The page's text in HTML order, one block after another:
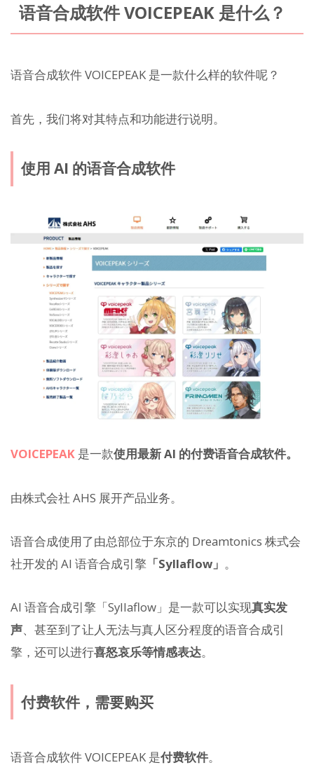
语音合成软件 VOICEPEAK 是什么？
语音合成软件 VOICEPEAK 是一款什么样的软件呢？
首先，我们将对其特点和功能进行说明。
使用 AI 的语音合成软件
VOICEPEAK 是一款使用最新 AI 的付费语音合成软件。
由株式会社 AHS 展开产品业务。
语音合成使用了由总部位于东京的 Dreamtonics 株式会
社开发的 AI 语音合成引擎 「Syllaflow」 。
AI 语音合成引擎「Syllaflow」是一款可以实现真实发
声、甚至到了让人无法与真人区分程度的语音合成引
擎，还可以进行喜怒哀乐等情感表达。
付费软件，需要购买
语音合成软件 VOICEPEAK 是付费软件。